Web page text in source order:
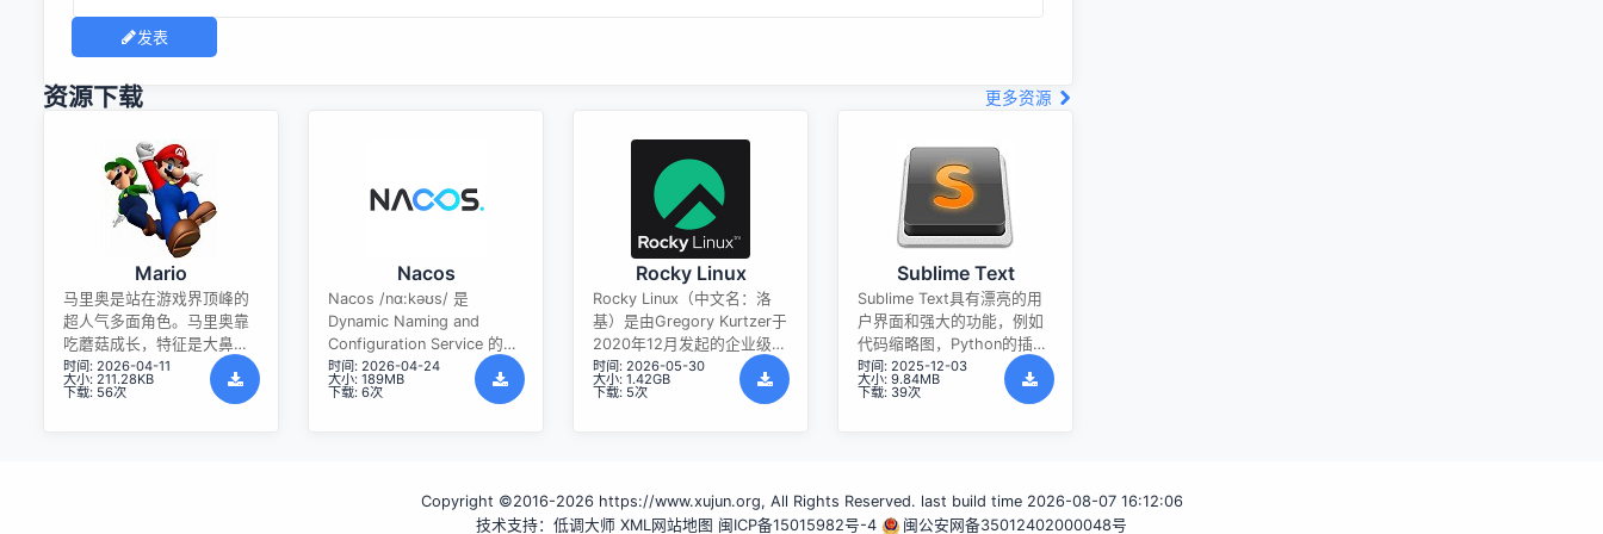
发表
资源下载 更多资源
Mario
马里奥是站在游戏界顶峰的
超人气多面角色。马里奥靠
吃蘑菇成长，特征是大鼻
子、头戴帽子、身穿背带
裤，还留着胡子。与他的双
时间: 2026-04-11
大小: 211.28KB
下载: 56次
Nacos
Nacos /nɑ:kəʊs/ 是
Dynamic Naming and
Configuration Service 的首
字母简称，一个易于构建 AI
Agent 应用的动态服务发
供了一组简单易用的特性
集，帮助您快速实现动态服
时间: 2026-04-24
大小: 189MB
下载: 6次
Rocky Linux
Rocky Linux（中文名：洛
基）是由Gregory Kurtzer于
2020年12月发起的企业级
Linux发行版，作为CentOS
稳定版停止维护后与
构。其通过重新编译RHEL源
代码提供长期稳定性，采用
时间: 2026-05-30
大小: 1.42GB
下载: 5次
Sublime Text
Sublime Text具有漂亮的用
户界面和强大的功能，例如
代码缩略图，Python的插
件，代码段等。还可自定义
键绑定，菜单和工具栏。
择，多窗口等等。Sublime
Text 是一个跨平台的编辑
时间: 2025-12-03
大小: 9.84MB
下载: 39次
Copyright ©2016-2026 https://www.xujun.org, All Rights Reserved. last build time 2026-08-07 16:12:06
技术支持：低调大师 XML网站地图 闽ICP备15015982号-4 闽公安网备35012402000048号